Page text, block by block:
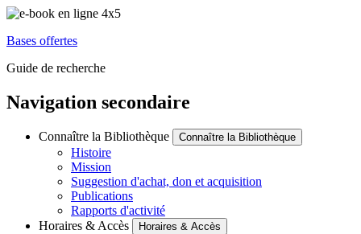
Bases offertes
Guide de recherche
Navigation secondaire
Connaître la Bibliothèque Connaître la Bibliothèque
Histoire
Mission
Suggestion d'achat, don et acquisition
Publications
Rapports d'activité
Horaires & Accès
Horaires & Accès